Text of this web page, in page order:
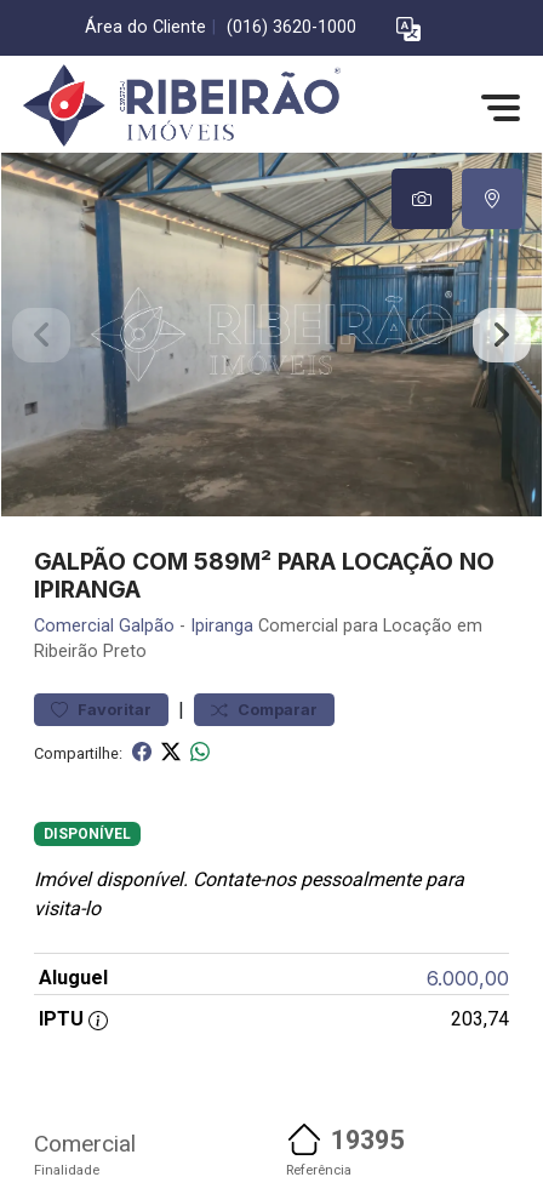
Área do Cliente (016) 3620-1000
GALPÃO COM 589M² PARA LOCAÇÃO NO
IPIRANGA
Comercial Galpão - Ipiranga Comercial para Locação em
Ribeirão Preto
Favoritar | Comparar
Compartilhe:
DISPONÍVEL
Imóvel disponível. Contate-nos pessoalmente para
visita-lo
Aluguel 6.000,00
IPTU 203,74
Comercial
Finalidade
19395
Referência